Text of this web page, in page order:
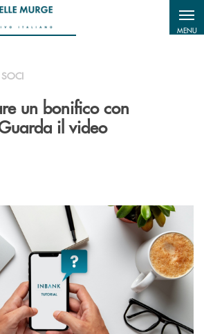
MENU
SOCI
un bonifico con
il video